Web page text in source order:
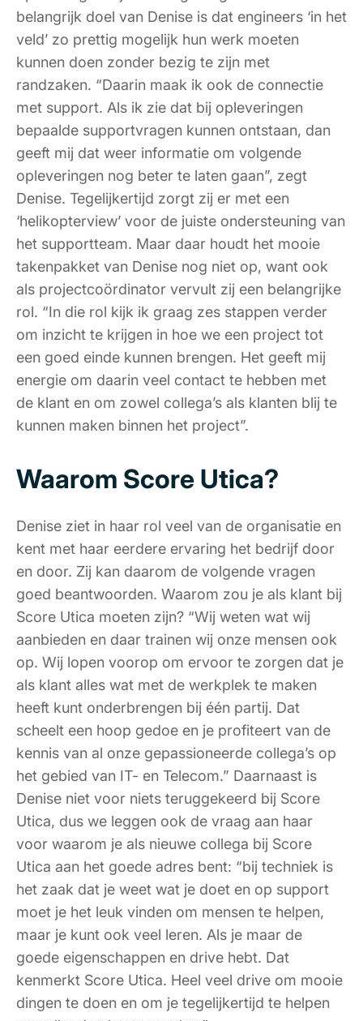
belangrijk doel van Denise is dat engineers ‘in het
veld’ zo prettig mogelijk hun werk moeten
kunnen doen zonder bezig te zijn met
randzaken. “Daarin maak ik ook de connectie
met support. Als ik zie dat bij opleveringen
bepaalde supportvragen kunnen ontstaan, dan
geeft mij dat weer informatie om volgende
opleveringen nog beter te laten gaan”, zegt
Denise. Tegelijkertijd zorgt zij er met een
‘helikopterview’ voor de juiste ondersteuning van
het supportteam. Maar daar houdt het mooie
takenpakket van Denise nog niet op, want ook
als projectcoördinator vervult zij een belangrijke
rol. “In die rol kijk ik graag zes stappen verder
om inzicht te krijgen in hoe we een project tot
een goed einde kunnen brengen. Het geeft mij
energie om daarin veel contact te hebben met
de klant en om zowel collega’s als klanten blij te
kunnen maken binnen het project”.
Waarom Score Utica?
Denise ziet in haar rol veel van de organisatie en
kent met haar eerdere ervaring het bedrijf door
en door. Zij kan daarom de volgende vragen
goed beantwoorden. Waarom zou je als klant bij
Score Utica moeten zijn? “Wij weten wat wij
aanbieden en daar trainen wij onze mensen ook
op. Wij lopen voorop om ervoor te zorgen dat je
als klant alles wat met de werkplek te maken
heeft kunt onderbrengen bij één partij. Dat
scheelt een hoop gedoe en je profiteert van de
kennis van al onze gepassioneerde collega’s op
het gebied van IT- en Telecom.” Daarnaast is
Denise niet voor niets teruggekeerd bij Score
Utica, dus we leggen ook de vraag aan haar
voor waarom je als nieuwe collega bij Score
Utica aan het goede adres bent: “bij techniek is
het zaak dat je weet wat je doet en op support
moet je het leuk vinden om mensen te helpen,
maar je kunt ook veel leren. Als je maar de
goede eigenschappen en drive hebt. Dat
kenmerkt Score Utica. Heel veel drive om mooie
dingen te doen en om je tegelijkertijd te helpen